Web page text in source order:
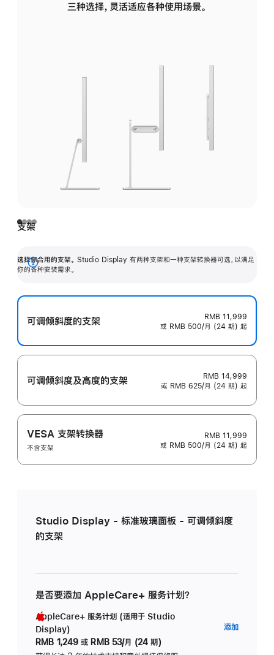
三种选择，灵活适应各种使用场景。
支架
选择你合用的支架。 Studio Display 有两种支架和一种支架转换器可选，以满足
你的各种安装需求。
展
可调倾斜度的支架
RMB 11,999
或 RMB 500/月 (24 期) 起
可调倾斜度及高‍度的支‍架
RMB 14,999
或 RMB 625/月 (24 期) 起
VESA 支架转换器
不含支架
RMB 11,999
或 RMB 500/月 (24 期) 起
Studio Display - 标准玻璃面板 - 可调倾斜度
的支架
是否要添加 AppleCare+ 服务计划？
AppleCare+ 服务计划 (适用于 Studio
Display)
RMB 1,249 或 RMB 53/月 (24 期)
添加